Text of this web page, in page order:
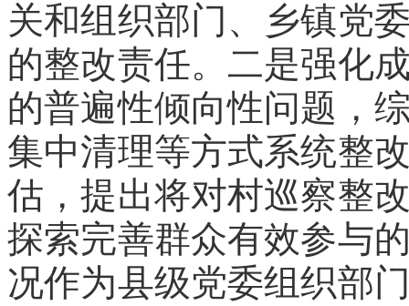
关和组织部门、乡镇党
的整改责任。二是强化
的普遍性倾向性问题，
集中清理等方式系统整
估，提出将对村巡察整
探索完善群众有效参与
况作为县级党委组织部